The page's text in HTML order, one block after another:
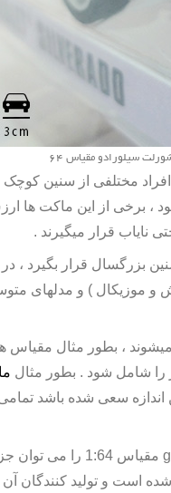
سیلورادو مقیاس 64
مختلفی از سنین کوچک
، برخی از این ماکت ها
نایاب قرار میگیرند .
بزرگسال قرار بگیرد ، در
موزیکال ) و مدلهای
را شامل شود . بطور مثال
سعی شده باشد تمامی
مقیاس 1:64 را
است و تولید کنندگان آن